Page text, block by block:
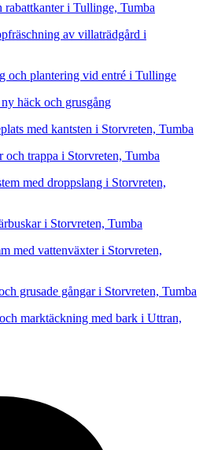
i Tullinge, Tumba
av villaträdgård i
och plantering vid entré i Tullinge
häck och grusgång
med kantsten i Storvreten, Tumba
trappa i Storvreten, Tumba
med droppslang i Storvreten,
i Storvreten, Tumba
med vattenväxter i Storvreten,
grusade gångar i Storvreten, Tumba
marktäckning med bark i Uttran,